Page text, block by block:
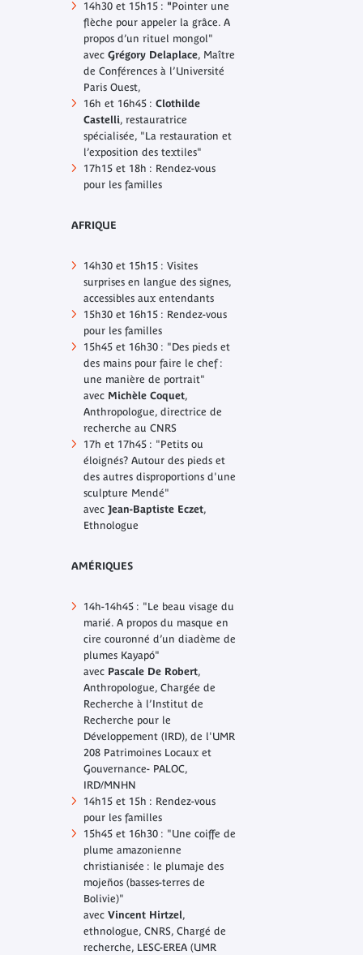
14h30 et 15h15 : "Pointer une
flèche pour appeler la grâce. A
propos d’un rituel mongol"
avecGrégory Delaplace, Maître
de Conférences à l’Université
Paris Ouest,
16h et 16h45 : Clothilde
Castelli, restauratrice
spécialisée, "La restauration et
l’exposition des textiles"
17h15 et 18h : Rendez-vous
pour les familles
AFRIQUE
14h30 et 15h15 : Visites
surprises en langue des signes,
accessibles aux entendants
15h30 et 16h15 : Rendez-vous
pour les familles
15h45 et 16h30 : "Des pieds et
des mains pour faire le chef :
une manière de portrait"
avecMichèle Coquet,
Anthropologue, directrice de
recherche au CNRS
17h et 17h45 : "Petits ou
éloignés? Autour des pieds et
des autres disproportions d'une
sculpture Mendé"
avecJean-Baptiste Eczet,
Ethnologue
AMÉRIQUES
14h-14h45 : "Le beau visage du
marié. A propos du masque en
cire couronné d’un diadème de
plumes Kayapó"
avec Pascale De Robert,
Anthropologue, Chargée de
Recherche à l’Institut de
Recherche pour le
Développement (IRD), de l'UMR
208 Patrimoines Locaux et
Gouvernance- PALOC,
IRD/MNHN
14h15 et 15h : Rendez-vous
pour les familles
15h45 et 16h30 : "Une coiffe de
plume amazonienne
christianisée : le plumaje des
mojeños (basses-terres de
Bolivie)"
avec Vincent Hirtzel,
ethnologue, CNRS, Chargé de
recherche, LESC-EREA (UMR